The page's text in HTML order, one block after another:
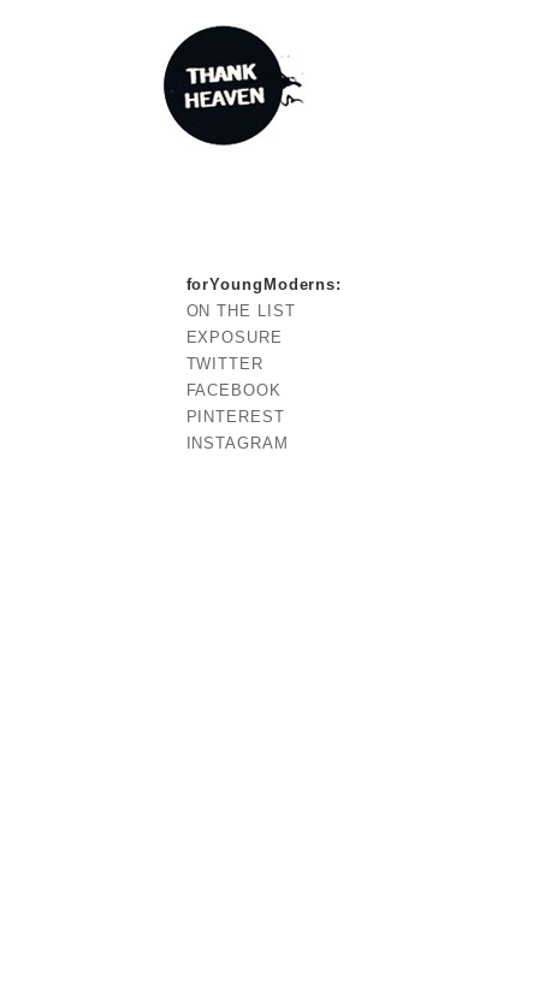
forYoungModerns:
ON THE LIST
EXPOSURE
TWITTER
FACEBOOK
PINTEREST
INSTAGRAM